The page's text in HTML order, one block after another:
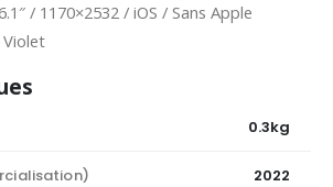
/ 1170×2532 / iOS / Sans Apple
Violet
0.3kg
2022